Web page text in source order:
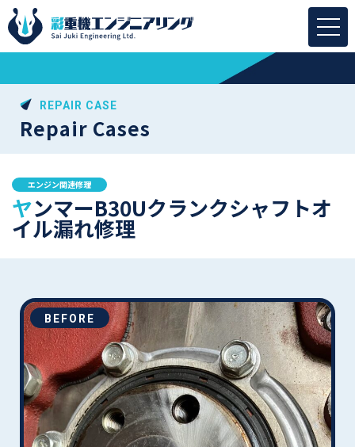
REPAIR CASE
Repair Cases
エンジン関連修理
ヤンマーB30Uクランクシャフトオ
イル漏れ修理
BEFORE